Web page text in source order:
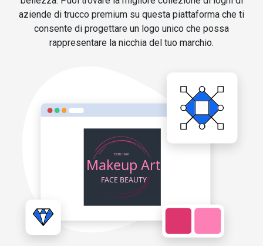
aziende di trucco premium su questa piattaforma che ti
consente di progettare un logo unico che possa
rappresentare la nicchia del tuo marchio.